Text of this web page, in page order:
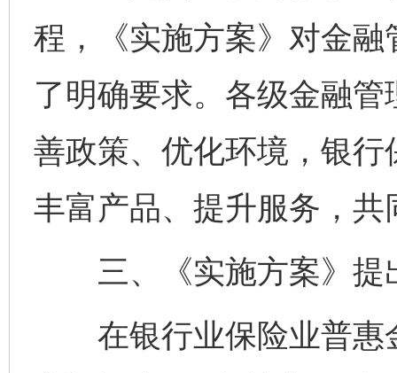
程，《实施方案》对金
了明确要求。各级金融
善政策、优化环境，银
丰富产品、提升服务，
三、《实施方案》提
在银行业保险业普惠